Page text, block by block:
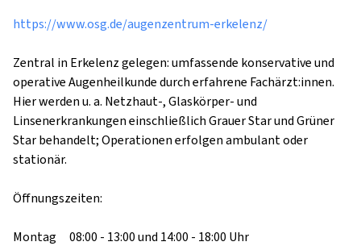
https://www.osg.de/augenzentrum-erkelenz/
Zentral in Erkelenz gelegen: umfassende konservative und
operative Augenheilkunde durch erfahrene Fachärzt:innen.
Hier werden u. a. Netzhaut-, Glaskörper- und
Linsenerkrankungen einschließlich Grauer Star und Grüner
Star behandelt; Operationen erfolgen ambulant oder
stationär.
Öffnungszeiten:
Montag 08:00 - 13:00 und 14:00 - 18:00 Uhr